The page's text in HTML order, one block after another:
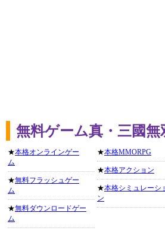
無料ゲーム真・三國
★本格オンラインゲー
ム
★無料フラッシュゲー
ム
★無料ダウンロードゲー
ム
★本格MMORPG
★本格アクション
★本格シミュレーシ
ン